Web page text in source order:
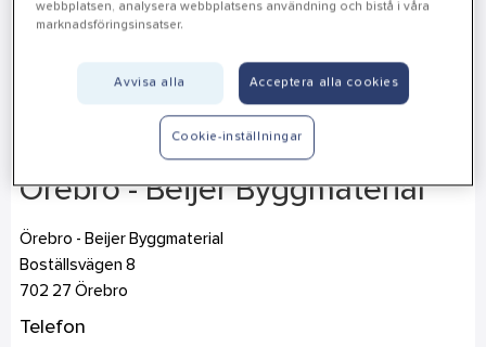
Örebro - Beijer Byggmaterial
Örebro - Beijer Byggmaterial
Boställsvägen 8
702 27 Örebro
Telefon
webbplatsen, analysera webbplatsens användning och bistå i våra
marknadsföringsinsatser.
Avvisa alla Acceptera alla cookies
Cookie-inställningar